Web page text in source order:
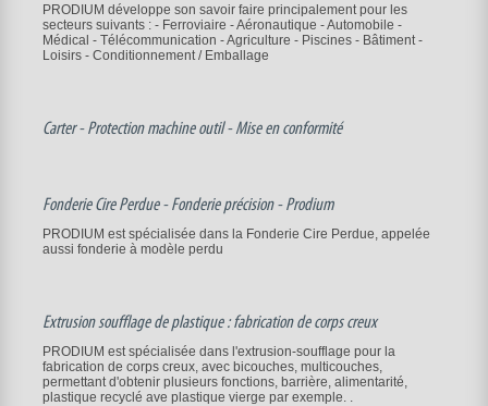
PRODIUM développe son savoir faire principalement pour les
secteurs suivants : - Ferroviaire - Aéronautique - Automobile -
Médical - Télécommunication - Agriculture - Piscines - Bâtiment -
Loisirs - Conditionnement / Emballage
Carter - Protection machine outil - Mise en conformité
Fonderie Cire Perdue - Fonderie précision - Prodium
PRODIUM est spécialisée dans la Fonderie Cire Perdue, appelée
aussi fonderie à modèle perdu
Extrusion soufflage de plastique : fabrication de corps creux
PRODIUM est spécialisée dans l'extrusion-soufflage pour la
fabrication de corps creux, avec bicouches, multicouches,
permettant d'obtenir plusieurs fonctions, barrière, alimentarité,
plastique recyclé ave plastique vierge par exemple. .